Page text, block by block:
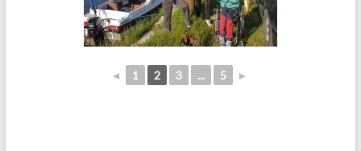
◄ 1 2 3 ... 5 ►